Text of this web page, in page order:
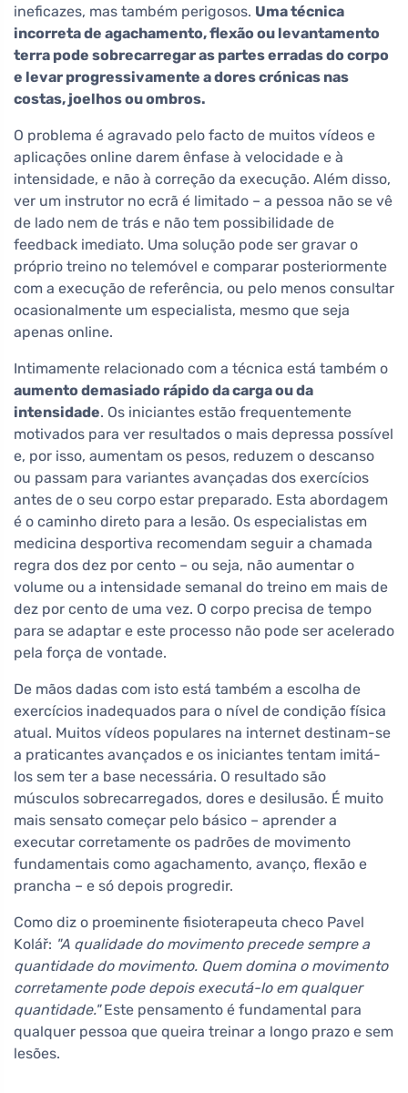
ineficazes, mas também perigosos. Uma técnica
incorreta de agachamento, flexão ou levantamento
terra pode sobrecarregar as partes erradas do corpo
e levar progressivamente a dores crónicas nas
costas, joelhos ou ombros.
O problema é agravado pelo facto de muitos vídeos e
aplicações online darem ênfase à velocidade e à
intensidade, e não à correção da execução. Além disso,
ver um instrutor no ecrã é limitado – a pessoa não se vê
de lado nem de trás e não tem possibilidade de
feedback imediato. Uma solução pode ser gravar o
próprio treino no telemóvel e comparar posteriormente
com a execução de referência, ou pelo menos consultar
ocasionalmente um especialista, mesmo que seja
apenas online.
Intimamente relacionado com a técnica está também o
aumento demasiado rápido da carga ou da
intensidade. Os iniciantes estão frequentemente
motivados para ver resultados o mais depressa possível
e, por isso, aumentam os pesos, reduzem o descanso
ou passam para variantes avançadas dos exercícios
antes de o seu corpo estar preparado. Esta abordagem
é o caminho direto para a lesão. Os especialistas em
medicina desportiva recomendam seguir a chamada
regra dos dez por cento – ou seja, não aumentar o
volume ou a intensidade semanal do treino em mais de
dez por cento de uma vez. O corpo precisa de tempo
para se adaptar e este processo não pode ser acelerado
pela força de vontade.
De mãos dadas com isto está também a escolha de
exercícios inadequados para o nível de condição física
atual. Muitos vídeos populares na internet destinam-se
a praticantes avançados e os iniciantes tentam imitá-
los sem ter a base necessária. O resultado são
músculos sobrecarregados, dores e desilusão. É muito
mais sensato começar pelo básico – aprender a
executar corretamente os padrões de movimento
fundamentais como agachamento, avanço, flexão e
prancha – e só depois progredir.
Como diz o proeminente fisioterapeuta checo Pavel
Kolář: "A qualidade do movimento precede sempre a
quantidade do movimento. Quem domina o movimento
corretamente pode depois executá-lo em qualquer
quantidade."Este pensamento é fundamental para
qualquer pessoa que queira treinar a longo prazo e sem
lesões.